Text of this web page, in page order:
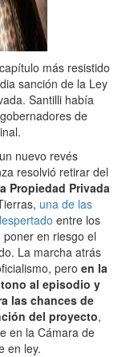
más resistido
sanción de la Ley
Santilli había
de
nuevo revés
resolvió retirar del
Propiedad Privada
una de las
entre los
en riesgo el
La marcha atrás
pero en la
al episodio y
las chances de
del proyecto,
en la Cámara de
en ley.